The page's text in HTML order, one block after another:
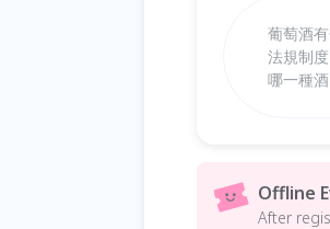
葡萄酒
法規制
哪一種酒
Offline
After